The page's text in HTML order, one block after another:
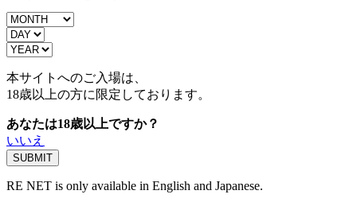
本サイトへのご入場は、
18歳以上の方に限定しております。
あなたは18歳以上ですか？
いいえ
RE NET is only available in English and Japanese.